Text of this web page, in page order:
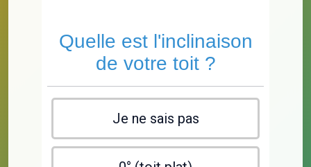
Quelle est l'inclinaison
de votre toit ?
Je ne sais pas